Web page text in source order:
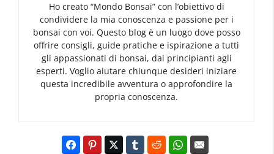
Ho creato “Mondo Bonsai” con l’obiettivo di
condividere la mia conoscenza e passione per i
bonsai con voi. Questo blog è un luogo dove posso
offrire consigli, guide pratiche e ispirazione a tutti
gli appassionati di bonsai, dai principianti agli
esperti. Voglio aiutare chiunque desideri iniziare
questa incredibile avventura o approfondire la
propria conoscenza.